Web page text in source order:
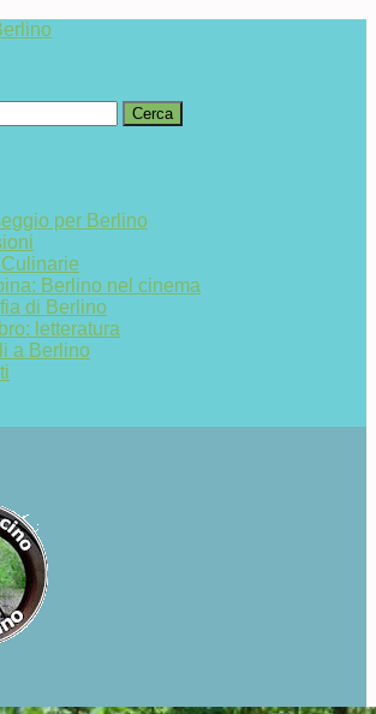
per Berlino
Berlino nel cinema
di Berlino
letteratura
a Berlino